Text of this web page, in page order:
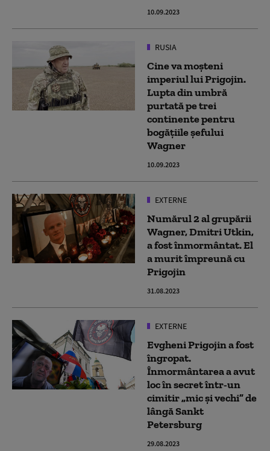
10.09.2023
RUSIA
Cine va moșteni
imperiul lui Prigojin.
Lupta din umbră
purtată pe trei
continente pentru
bogățiile șefului
Wagner
10.09.2023
EXTERNE
Numărul 2 al grupării
Wagner, Dmitri Utkin,
a fost înmormântat. El
a murit împreună cu
Prigojin
31.08.2023
EXTERNE
Evgheni Prigojin a fost
îngropat.
Înmormântarea a avut
loc în secret într-un
cimitir „mic și vechi” de
lângă Sankt
Petersburg
29.08.2023